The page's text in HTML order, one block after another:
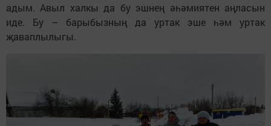
адым. Авыл халкы да бу эшнең әһәмиятен аңласын
иде. Бу – барыбызның да уртак эше һәм уртак
җаваплылыгы.